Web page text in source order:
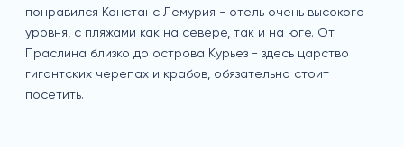
понравился Констанс Лемурия - отель очень высокого
уровня, с пляжами как на севере, так и на юге. От
Праслина близко до острова Курьез - здесь царство
гигантских черепах и крабов, обязательно стоит
посетить.